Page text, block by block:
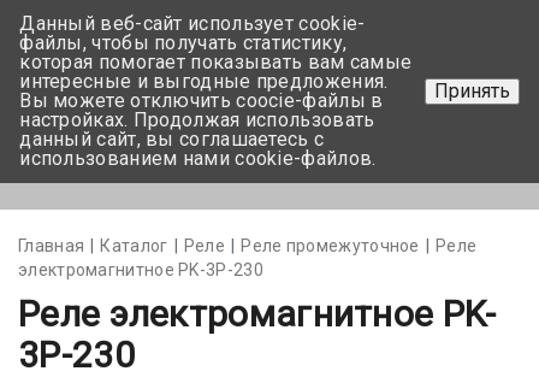
+375 17-350-99-56
+375 44-752-82-08
Задать вопрос
Главная Каталог Реле Реле промежуточное
Реле
электромагнитное PK-3P-230
Реле электромагнитное PK-
3P-230
Данный веб-сайт использует cookie-
файлы, чтобы получать статистику,
которая помогает показывать вам самые
интересные и выгодные предложения.
Вы можете отключить coocie-файлы в
настройках. Продолжая использовать
данный сайт, вы соглашаетесь с
использованием нами cookie-файлов.
Принять